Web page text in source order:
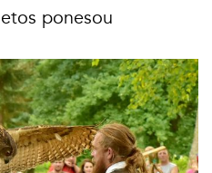
ponesou